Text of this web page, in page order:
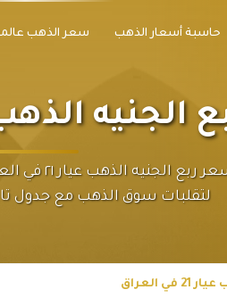
حاسبة أسعار الذهب سعر الذهب
الذهب عيار ٢١
أحدث سعر
لتقلبات سوق الذهب مع جدول
العراق